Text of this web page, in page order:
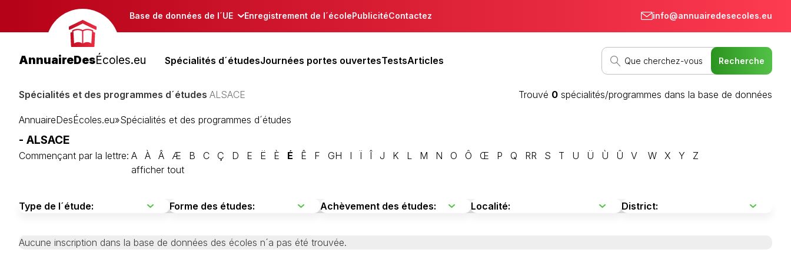
Base de données de l´UE Enregistrement de l´écolePublicitéContactez info@annuairedesecoles.eu
AnnuaireDesÉcoles.eu Spécialités d´étudesJournées portes ouvertesTestsArticles
Spécialités et des programmes d´études ALSACE Trouvé 0 spécialités/programmes dans la base de données
AnnuaireDesÉcoles.eu»Spécialités et des programmes d´études
- ALSACE
Commençant par la lettre: A À Â Æ B C Ç D E Ë È É Ê F GH I Ï Î J K L M N O Ô Œ P Q RR S T U Ü Ù Û V W X Y
Z
afficher tout
Aucune inscription dans la base de données des écoles n´a pas été trouvée.